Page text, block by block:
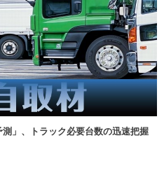
測」、トラック必要台数の迅速把握